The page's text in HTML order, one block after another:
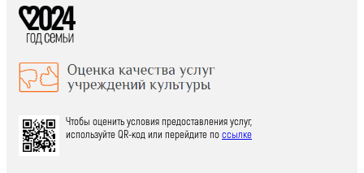
Чтобы оценить условия предоставления услуг,
используйте QR-код или перейдите поссылке